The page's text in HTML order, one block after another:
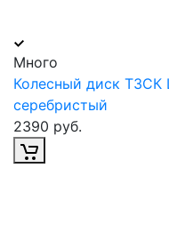
Много
Колесный диск ТЗСК
серебристый
2390 руб.